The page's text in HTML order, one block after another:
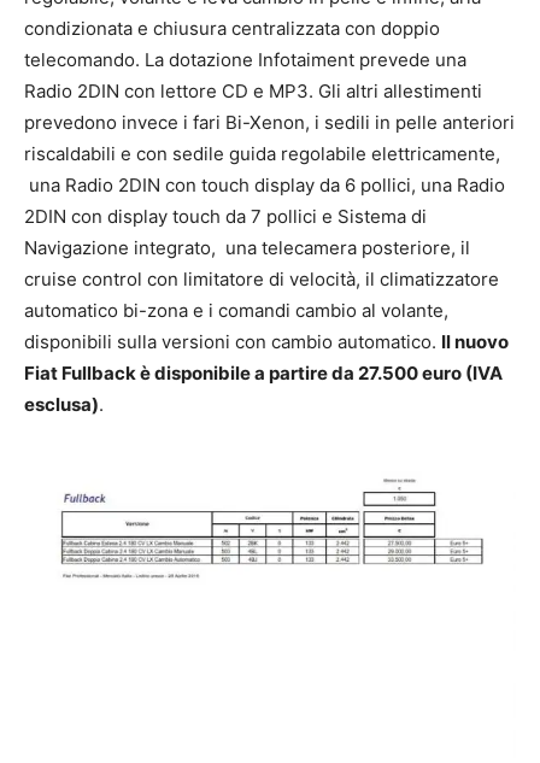
condizionata e chiusura centralizzata con doppio
telecomando. La dotazione Infotaiment prevede una
Radio 2DIN con lettore CD e MP3. Gli altri allestimenti
prevedono invece i fari Bi-Xenon, i sedili in pelle anteriori
riscaldabili e con sedile guida regolabile elettricamente,
una Radio 2DIN con touch display da 6 pollici, una Radio
2DIN con display touch da 7 pollici e Sistema di
Navigazione integrato, una telecamera posteriore, il
cruise control con limitatore di velocità, il climatizzatore
automatico bi-zona e i comandi cambio al volante,
disponibili sulla versioni con cambio automatico. Il nuovo
Fiat Fullback è disponibile a partire da 27.500 euro (IVA
esclusa).